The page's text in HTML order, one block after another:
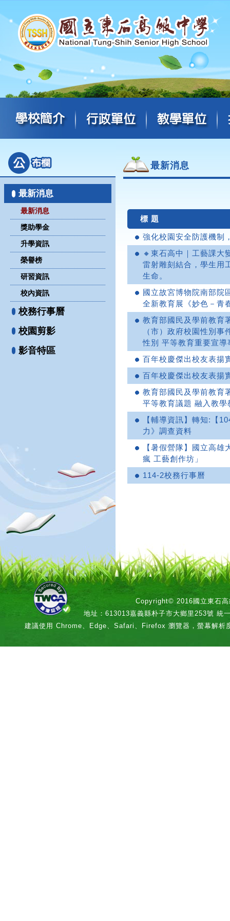
最新消息
最新消息
獎助學金
升學資訊
榮譽榜
研習資訊
校內資訊
校務行事曆
校園剪影
影音特區
最新消息
標 題
強化校園安全防護機制
🔸東石高中｜工藝課大
雷射雕刻結合，學生用
生命。
國立故宮博物院南部院
全新教育展《妙色－青
教育部國民及學前教育
（市）政府校園性別
性別 平等教育重要宣導
百年校慶傑出校友表揚
百年校慶傑出校友表揚
教育部國民及學前教育
平等教育議題 融入教
【輔導資訊】轉知:【
力》調查資料
【暑假營隊】國立高
瘋 工藝創作坊」
114-2校務行事曆
Copyright© 2016國立東石高
地址：613013嘉義縣朴子市大鄉里253號 統
建議使用 Chrome、Edge、Safari、Firefox 瀏覽器，螢幕解